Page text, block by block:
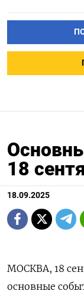
18
18.09.2025
МОСКВА, 18
основные